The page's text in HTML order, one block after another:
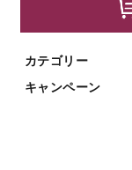
カテゴリー
キャンペーン